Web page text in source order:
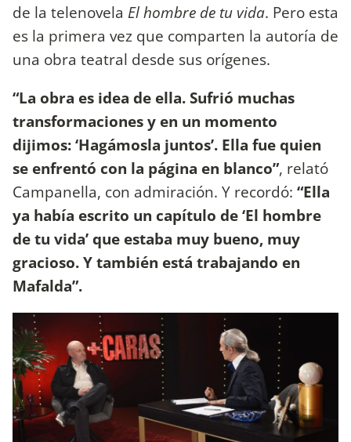
de la telenovela El hombre de tu vida. Pero esta
es la primera vez que comparten la autoría de
una obra teatral desde sus orígenes.
“La obra es idea de ella. Sufrió muchas
transformaciones y en un momento
dijimos: ‘Hagámosla juntos’. Ella fue quien
se enfrentó con la página en blanco”, relató
Campanella, con admiración. Y recordó: “Ella
ya había escrito un capítulo de ‘El hombre
de tu vida’ que estaba muy bueno, muy
gracioso. Y también está trabajando en
Mafalda”.